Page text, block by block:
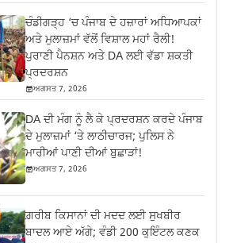
ਚੰਡੀਗੜ੍ਹ ‘ਚ ਪੰਜਾਬ ਦੇ ਹਜ਼ਾਰਾਂ ਅਧਿਆਪਕਾਂ
ਅਤੇ ਮੁਲਾਜ਼ਮਾਂ ਵੱਲੋਂ ਵਿਸ਼ਾਲ ਮਹਾਂ ਰੈਲੀ!
ਪੁਰਾਣੀ ਪੈਨਸ਼ਨ ਅਤੇ DA ਲਈ ਵੱਡਾ ਸ਼ਕਤੀ
ਪ੍ਰਦਰਸ਼ਨ
ਅਗਸਤ 7, 2026
DA ਦੀ ਮੰਗ ਨੂੰ ਲੈ ਕੇ ਪ੍ਰਦਰਸ਼ਨ ਕਰਦੇ ਪੰਜਾਬ
ਦੇ ਮੁਲਾਜ਼ਮਾਂ ‘ਤੇ ਲਾਠੀਚਾਰਜ; ਪੁਲਿਸ ਨੇ
ਮਾਰੀਆਂ ਪਾਣੀ ਦੀਆਂ ਬੁਛਾੜਾਂ!
ਅਗਸਤ 7, 2026
ਗ਼ਰੀਬ ਕਿਸਾਨਾਂ ਦੀ ਮਦਦ ਲਈ ਸੁਖਬੀਰ
ਬਾਦਲ ਆਏ ਅੱਗੇ; ਵੰਡੀ 200 ਕੁਇੰਟਲ ਕਣਕ